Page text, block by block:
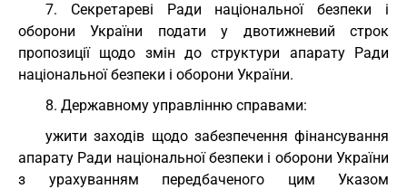
7. Секретареві Ради національної безпеки і
оборони України подати у двотижневий строк
пропозиції щодо змін до структури апарату Ради
національної безпеки і оборони України.
8. Державному управлінню справами:
ужити заходів щодо забезпечення фінансування
апарату Ради національної безпеки і оборони України
з урахуванням передбаченого цим Указом